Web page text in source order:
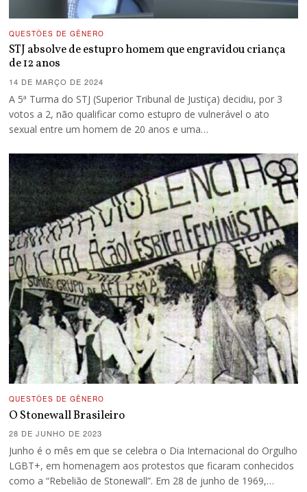
QUESTÕES DE GÊNERO
STJ absolve de estupro homem que engravidou criança
de 12 anos
14 DE MARÇO DE 2024
A 5ª Turma do STJ (Superior Tribunal de Justiça) decidiu, por 3
votos a 2, não qualificar como estupro de vulnerável o ato
sexual entre um homem de 20 anos e uma…
QUESTÕES DE GÊNERO
O Stonewall Brasileiro
28 DE JUNHO DE 2023
Junho é o mês em que se celebra o Dia Internacional do Orgulho
LGBT+, em homenagem aos protestos que ficaram conhecidos
como a “Rebelião de Stonewall”. Em 28 de junho de 1969,…